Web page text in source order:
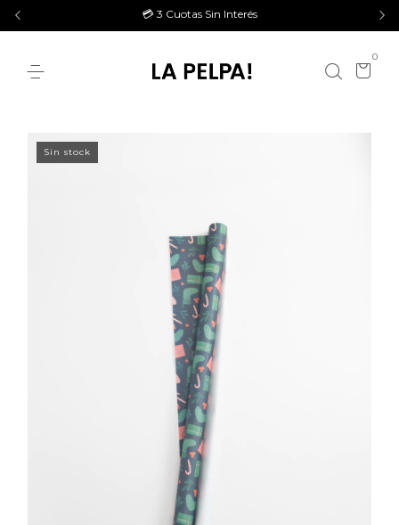
💳 3 Cuotas Sin Interés
0
Sin stock